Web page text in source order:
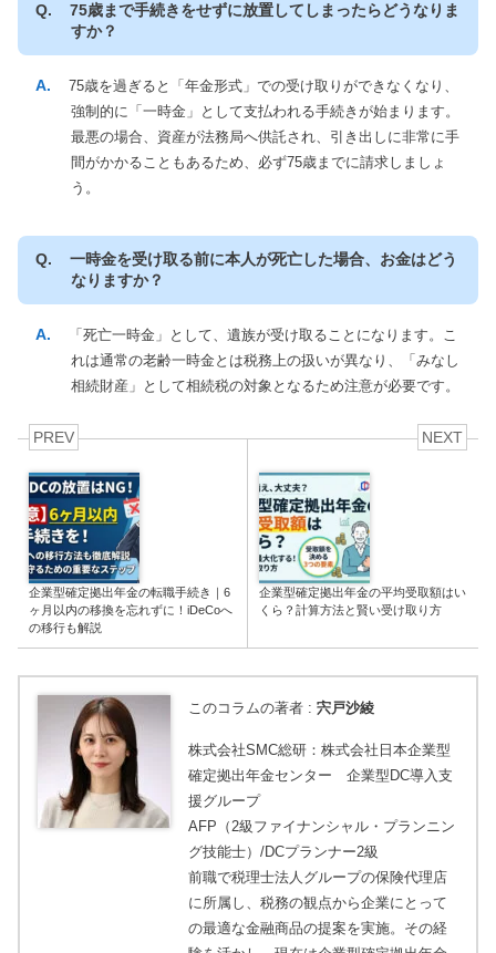
75歳まで手続きをせずに放置してしまったらどうなりま
すか？
75歳を過ぎると「年金形式」での受け取りができなくなり、
強制的に「一時金」として支払われる手続きが始まります。
最悪の場合、資産が法務局へ供託され、引き出しに非常に手
間がかかることもあるため、必ず75歳までに請求しましょ
う。
一時金を受け取る前に本人が死亡した場合、お金はどう
なりますか？
「死亡一時金」として、遺族が受け取ることになります。こ
れは通常の老齢一時金とは税務上の扱いが異なり、「みなし
相続財産」として相続税の対象となるため注意が必要です。
PREV
企業型確定拠出年金の転職手続き｜6
ヶ月以内の移換を忘れずに！iDeCoへ
の移行も解説
NEXT
企業型確定拠出年金の平均受取額はい
くら？計算方法と賢い受け取り方
このコラムの著者 : 宍戸沙綾
株式会社SMC総研：株式会社日本企業型
確定拠出年金センター 企業型DC導入支
援グループ
AFP（2級ファイナンシャル・プランニン
グ技能士）/DCプランナー2級
前職で税理士法人グループの保険代理店
に所属し、税務の観点から企業にとって
の最適な金融商品の提案を実施。その経